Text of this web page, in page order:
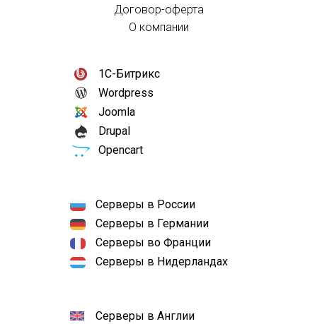
Договор-оферта
О компании
1С-Битрикс
Wordpress
Joomla
Drupal
Opencart
Серверы в России
Серверы в Германии
Серверы во Франции
Серверы в Нидерландах
Серверы в Англии